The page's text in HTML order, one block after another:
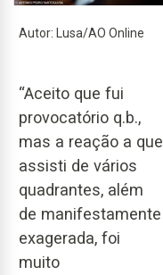
Autor: Lusa/AO Online
“Aceito que fui
provocatório q.b.,
mas a reação a que
assisti de vários
quadrantes, além
de manifestamente
exagerada, foi
muito